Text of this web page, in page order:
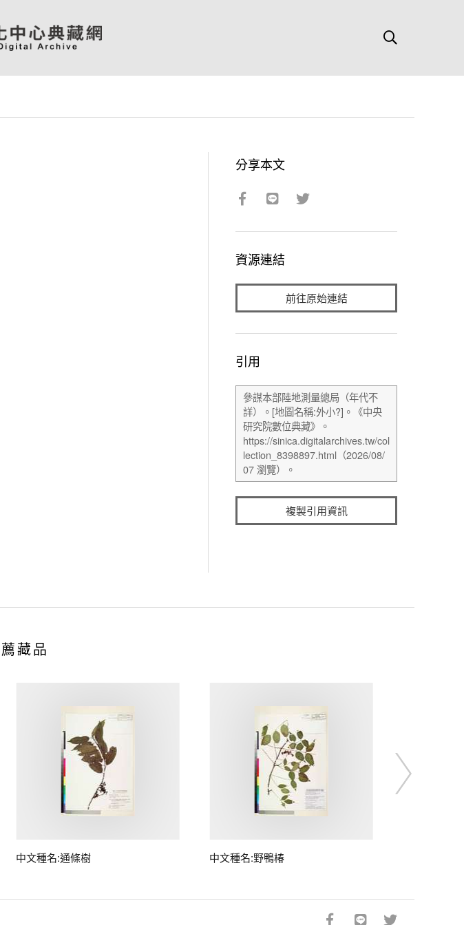
分享本文
資源連結
前往原始連結
引用
複製引用資訊
藏品
中文種名:通條樹 中文種名:野鴨椿